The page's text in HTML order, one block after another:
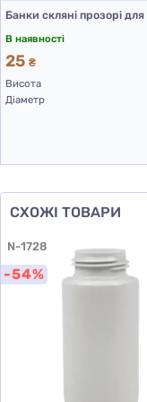
В наявності
25 ₴
Висота
Діаметр
СХОЖІ ТОВАРИ
N-1728
-54%